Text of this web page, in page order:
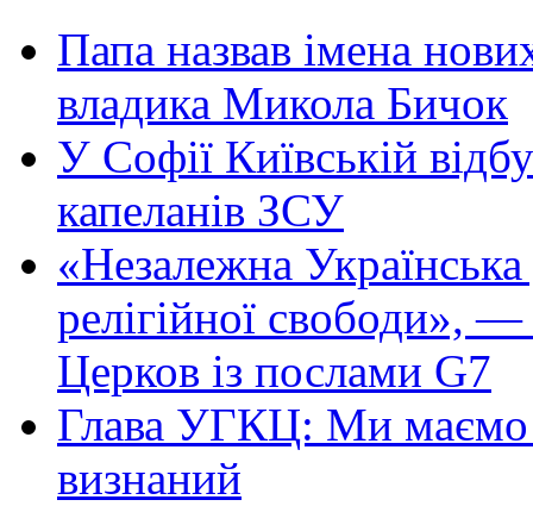
Папа назвав імена
владика Микола Бичок
У Софії Київській
капеланів ЗСУ
«Незалежна
релігійної свободи»,
Церков із послами G7
Глава УГКЦ: Ми маємо
визнаний